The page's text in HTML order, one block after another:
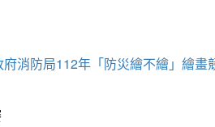
消防局112年「防災繪不繪」繪畫